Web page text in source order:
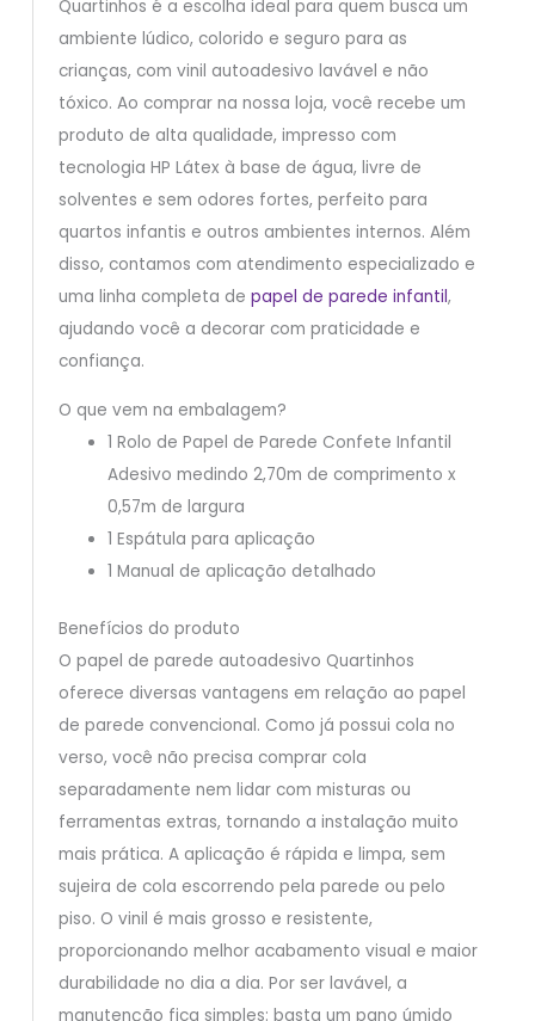
Quartinhos é a escolha ideal para quem busca um
ambiente lúdico, colorido e seguro para as
crianças, com vinil autoadesivo lavável e não
tóxico. Ao comprar na nossa loja, você recebe um
produto de alta qualidade, impresso com
tecnologia HP Látex à base de água, livre de
solventes e sem odores fortes, perfeito para
quartos infantis e outros ambientes internos. Além
disso, contamos com atendimento especializado e
uma linha completa de papel de parede infantil,
ajudando você a decorar com praticidade e
confiança.
O que vem na embalagem?
1 Rolo de Papel de Parede Confete Infantil
Adesivo medindo 2,70m de comprimento x
0,57m de largura
1 Espátula para aplicação
1 Manual de aplicação detalhado
Benefícios do produto
O papel de parede autoadesivo Quartinhos
oferece diversas vantagens em relação ao papel
de parede convencional. Como já possui cola no
verso, você não precisa comprar cola
separadamente nem lidar com misturas ou
ferramentas extras, tornando a instalação muito
mais prática. A aplicação é rápida e limpa, sem
sujeira de cola escorrendo pela parede ou pelo
piso. O vinil é mais grosso e resistente,
proporcionando melhor acabamento visual e maior
durabilidade no dia a dia. Por ser lavável, a
manutenção fica simples: basta um pano úmido